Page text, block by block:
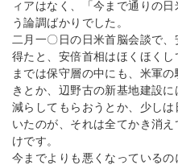
ィアはなく、「今まで通りの
う論調ばかりでした。
二月一〇日の日米首脳会談で
得たと、安倍首相はほくほく
までは保守層の中にも、米軍
きとか、辺野古の新基地建設
減らしてもらおうとか、少し
いたのが、それは全てかき消
けです。
今までよりも悪くなっている